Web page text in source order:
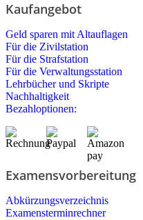
Kaufangebot
Geld sparen mit Altauflagen
Für die Zivilstation
Für die Strafstation
Für die Verwaltungsstation
Lehrbücher und Skripte
Nachhaltigkeit
Bezahloptionen:
Examensvorbereitung
Abkürzungsverzeichnis
Examensterminrechner